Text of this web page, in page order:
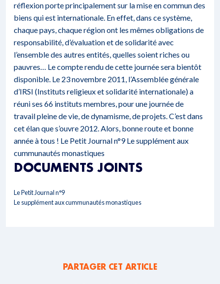
réflexion porte principalement sur la mise en commun des
biens qui est internationale. En effet, dans ce système,
chaque pays, chaque région ont les mêmes obligations de
responsabilité, d’évaluation et de solidarité avec
l’ensemble des autres entités, quelles soient riches ou
pauvres… Le compte rendu de cette journée sera bientôt
disponible. Le 23 novembre 2011, l’Assemblée générale
d’IRSI (Instituts religieux et solidarité internationale) a
réuni ses 66 instituts membres, pour une journée de
travail pleine de vie, de dynamisme, de projets. C’est dans
cet élan que s’ouvre 2012. Alors, bonne route et bonne
année à tous ! Le Petit Journal n°9 Le supplément aux
cummunautés monastiques
DOCUMENTS JOINTS
Le Petit Journal n°9
Le supplément aux cummunautés monastiques
PARTAGER CET ARTICLE